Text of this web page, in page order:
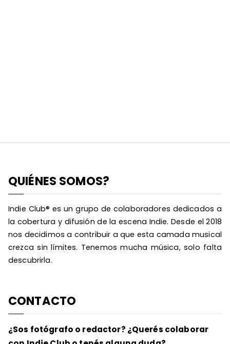
QUIÉNES SOMOS?
Indie Club® es un grupo de colaboradores dedicados a
la cobertura y difusión de la escena Indie. Desde el 2018
nos decidimos a contribuir a que esta camada musical
crezca sin límites. Tenemos mucha música, solo falta
descubrirla.
CONTACTO
¿Sos fotógrafo o redactor? ¿Querés colaborar